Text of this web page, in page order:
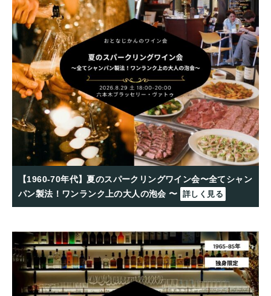
【1960-70年代】夏のスパークリングワイン会〜全てシャン
パン製法！ワンランク上の大人の泡会 〜 詳しく見る